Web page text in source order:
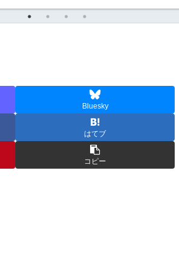
Bluesky
はてブ
コピー